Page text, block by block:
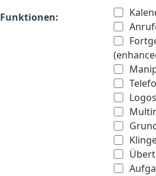
Funktionen: